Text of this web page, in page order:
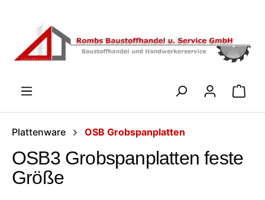
Plattenware OSB Grobspanplatten
OSB3 Grobspanplatten feste
Größe